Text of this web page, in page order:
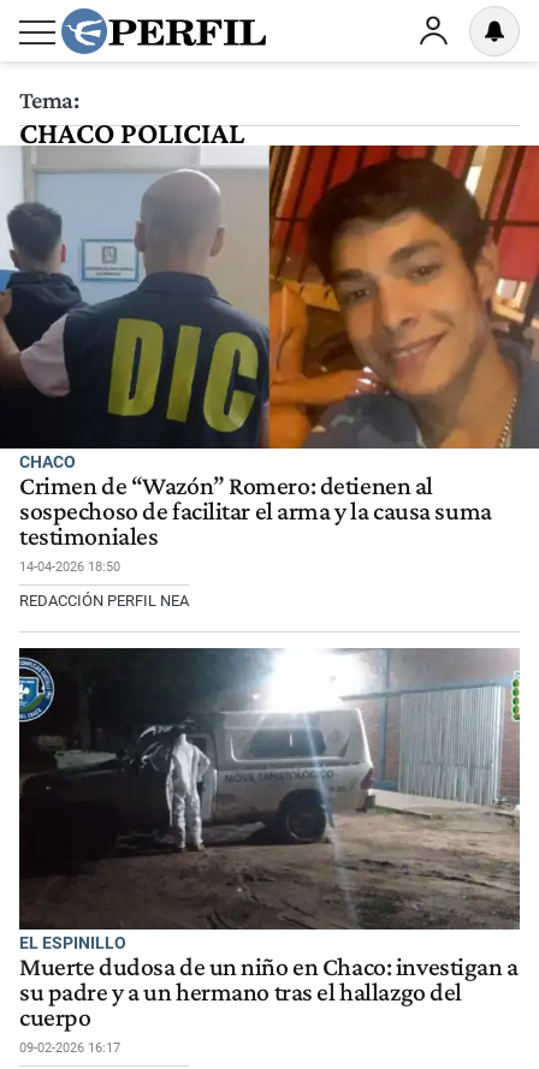
Tema:
CHACO POLICIAL
CHACO
Crimen de “Wazón” Romero: detienen al
sospechoso de facilitar el arma y la causa suma
testimoniales
14-04-2026 18:50
REDACCIÓN PERFIL NEA
EL ESPINILLO
Muerte dudosa de un niño en Chaco: investigan a
su padre y a un hermano tras el hallazgo del
cuerpo
09-02-2026 16:17